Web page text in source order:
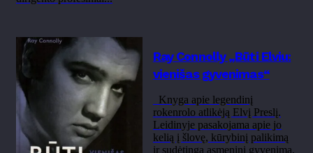
Ray Connolly „Būti Elviu:
vienišas gyvenimas“
Knyga apie legendinį
rokenrolo atlikėją Elvį Preslį.
Leidinyje pasakojama apie jo
kelią į šlovę, kūrybinį palikimą
ir sudėtingą asmeninį gyvenimą,